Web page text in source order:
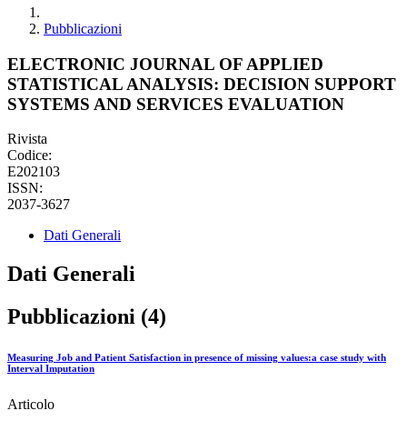
Pubblicazioni
ELECTRONIC JOURNAL OF APPLIED
STATISTICAL ANALYSIS: DECISION SUPPORT
SYSTEMS AND SERVICES EVALUATION
Rivista
Codice:
E202103
ISSN:
2037-3627
Dati Generali
Dati Generali
Pubblicazioni (4)
Measuring Job and Patient Satisfaction in presence of missing values:a case study with
Interval Imputation
Articolo